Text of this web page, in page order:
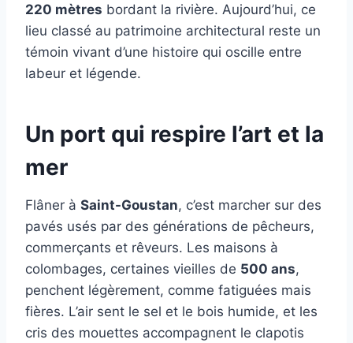
220 mètres bordant la rivière. Aujourd’hui, ce
lieu classé au patrimoine architectural reste un
témoin vivant d’une histoire qui oscille entre
labeur et légende.
Un port qui respire l’art et la
mer
Flâner à Saint-Goustan, c’est marcher sur des
pavés usés par des générations de pêcheurs,
commerçants et rêveurs. Les maisons à
colombages, certaines vieilles de 500 ans,
penchent légèrement, comme fatiguées mais
fières. L’air sent le sel et le bois humide, et les
cris des mouettes accompagnent le clapotis